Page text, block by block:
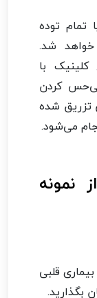
توده
خواهد شد.
با
کردن
تزریق شده
می‌شود.
نمونه
قلبی
بگذارید.